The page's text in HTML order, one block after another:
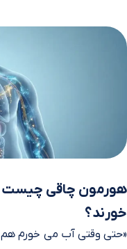
هورمون چاقی چیست
خورند؟
«حتی وقتی آب می خورم هم